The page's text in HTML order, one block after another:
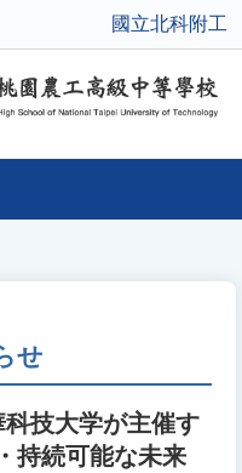
國立北科附工
せ
科技大学が主催す
持続可能な未来